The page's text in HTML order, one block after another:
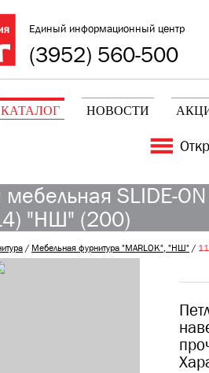
Единый информационный центр
(3952) 560-500
КАТАЛОГ НОВОСТИ
SLIDE-
"НШ" (200)
/ Мебельная фурнитура "MARLOK", "НШ"/